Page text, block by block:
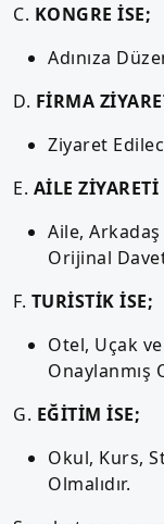
C. KONGRE İSE;
Adınıza
D. FİRMA
Ziyaret
E. AİLE ZİYARETİ
Aile,
Orijinal
F. TURİSTİK İSE;
Otel, Uçak
Onaylanmış
G. EĞİTİM İSE;
Okul, Kurs,
Olmalıdır.